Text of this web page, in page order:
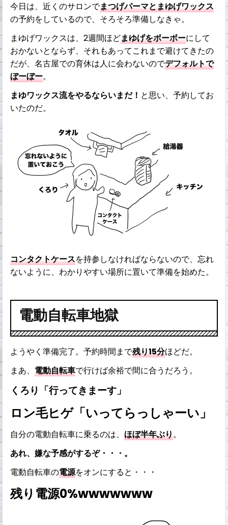
今日は、近くのサロンでまつげパーマとまゆげワックス
の予約をしているので、そろそろ準備しなきゃ。
まゆげワックスは、2週間ほどまゆげをボーボーにして
おかないとならず、それもあってこれまで避けてきたの
だが、名古屋での育休は人に会わないのでデフォルトで
ぼーぼー。
まゆワックス流をやるならいまだ！ と思い、予約してお
いたのだ。
コンタクトケースを持参しなければならないので、忘れ
ないように、わかりやすい場所に置いて準備を始めた。
電動自転車地獄
ようやく準備完了。予約時間まで残り15分ほどだ。
まあ、電動自転車で行けば余裕で間に合うだろう。
くろり「行ってきまーす」
ロン毛ヒゲ「いってらっしゃーい」
自分の電動自転車に乗るのは、ほぼ半年ぶり。
あれ、嫌な予感がするぞ・・・。
電動自転車の電源をオンにすると・・・
残り電源0%wwwwwww